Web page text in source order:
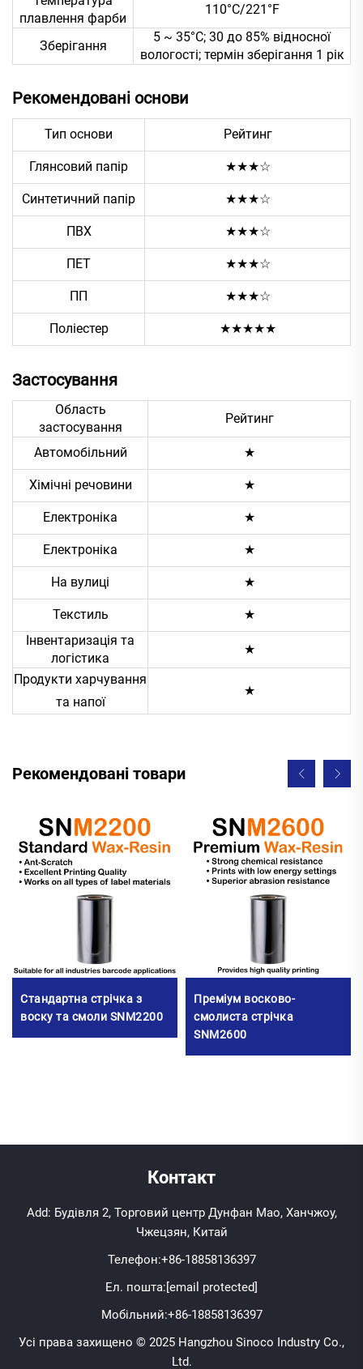
плавлення фарби
110°C/221°F
Зберігання
5 ~ 35°C; 30 до 85% відносної
вологості; термін зберігання 1 рік
Рекомендовані основи
Тип основи Рейтинг
Глянсовий папір ★★★☆
Синтетичний папір ★★★☆
ПВХ ★★★☆
ПЕТ ★★★☆
ПП ★★★☆
Поліестер ★★★★★
Застосування
Область
застосування
Рейтинг
Автомобільний ★
Хімічні речовини ★
Електроніка ★
Електроніка ★
На вулиці ★
Текстиль
★
Інвентаризація та
логістика
★
Продукти харчування
та напої
★
Рекомендовані товари
Стандартна стрічка з
воску та смоли SNM2200
Преміум восково-
смолиста стрічка
SNM2600
Контакт
Add: Будівля 2, Торговий центр Дунфан Мао, Ханчжоу,
Чжецзян, Китай
Телефон:+86-18858136397
Ел. пошта:[email protected]
Мобільний:+86-18858136397
Усі права захищено © 2025 Hangzhou Sinoco Industry Co.,
Ltd.